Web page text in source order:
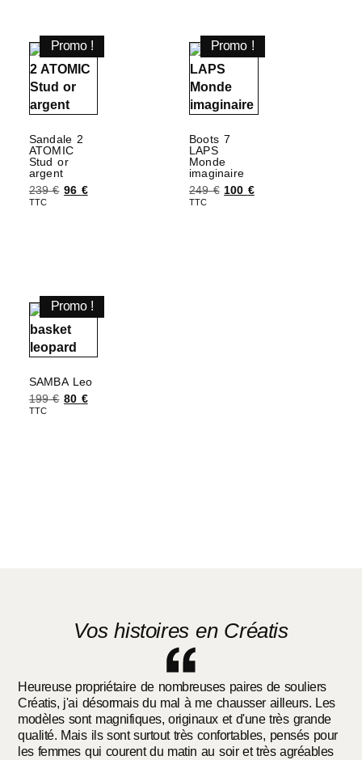
Promo !
Sandale 2
ATOMIC
Stud or
argent
239€ 96 €
TTC
Promo !
Boots 7
LAPS
Monde
imaginaire
249€ 100 €
TTC
Promo !
SAMBA Leo
199€ 80 €
TTC
Vos histoires en Créatis
Heureuse propriétaire de nombreuses paires de souliers
Créatis, j'ai désormais du mal à me chausser ailleurs. Les
modèles sont magnifiques, originaux et d'une très grande
qualité. Mais ils sont surtout très confortables, pensés pour
les femmes qui courent du matin au soir et très agréables